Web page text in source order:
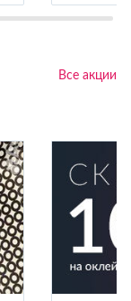
Все акции